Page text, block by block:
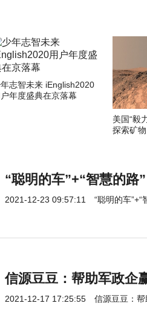
志智未来 iEnglish2020
户年度盛典在京落幕
美国“毅
探索矿
“聪明的车”+“智慧的路
2021-12-23 09:57:11 “聪明的车
信源豆豆：帮助军政企
2021-12-17 17:25:55 信源豆豆：